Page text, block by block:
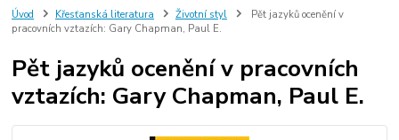
Úvod Křesťanská literatura Životní styl
Pět jazyků ocenění v
pracovních vztazích: Gary Chapman, Paul E.
Pět jazyků ocenění v pracovních
vztazích: Gary Chapman, Paul E.